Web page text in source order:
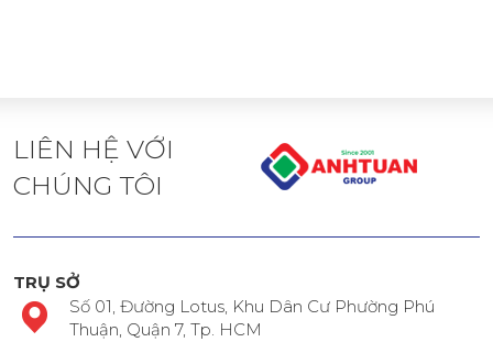
LIÊN HỆ VỚI
CHÚNG TÔI
TRỤ SỞ
Số 01, Đường Lotus, Khu Dân Cư Phường Phú
Thuận, Quận 7, Tp. HCM